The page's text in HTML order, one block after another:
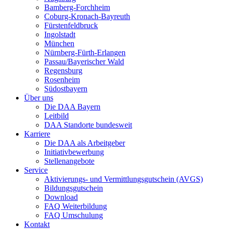
Bamberg-Forchheim
Coburg-Kronach-Bayreuth
Fürstenfeldbruck
Ingolstadt
München
Nürnberg-Fürth-Erlangen
Passau/Bayerischer Wald
Regensburg
Rosenheim
Südostbayern
Über uns
Die DAA Bayern
Leitbild
DAA Standorte bundesweit
Karriere
Die DAA als Arbeitgeber
Initiativbewerbung
Stellenangebote
Service
Aktivierungs- und Vermittlungsgutschein (AVGS)
Bildungsgutschein
Download
FAQ Weiterbildung
FAQ Umschulung
Kontakt